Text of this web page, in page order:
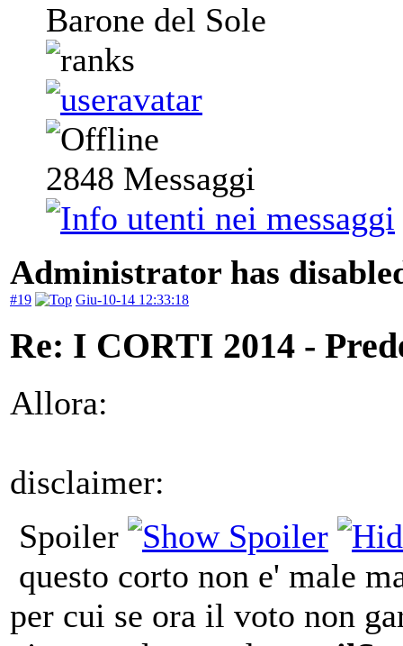
Barone del Sole
2848 Messaggi
Administrator has
#19 Giu-10-14 12:33:18
Re: I CORTI 2014 -
Allora:
disclaimer:
Spoiler
questo corto non e' male
per cui se ora il voto non